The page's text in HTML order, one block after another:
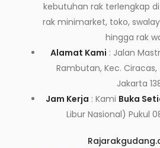
kebutuhan rak terlengkap
rak minimarket, toko,
hingga rak
Alamat Kami : Jalan
Rambutan, Kec. Ciracas,
Jakarta
Jam Kerja : Kami Buka
Libur Nasional) Pukul